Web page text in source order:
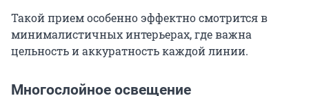
Такой прием особенно эффектно смотрится в
минималистичных интерьерах, где важна
цельность и аккуратность каждой линии.
Многослойное освещение